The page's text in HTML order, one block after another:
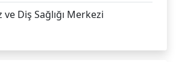
ve Diş Sağlığı Merkezi